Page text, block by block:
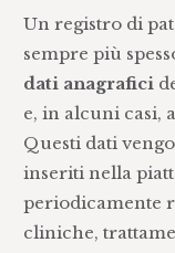
Un registro di
sempre più
dati anagrafici
e, in alcuni casi,
Questi dati
inseriti nella
periodicamente
cliniche,